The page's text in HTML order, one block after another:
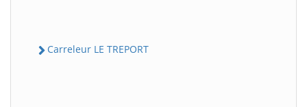
Carreleur LE TREPORT